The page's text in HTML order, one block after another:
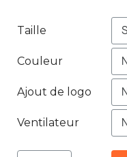
Taille
Couleur
Ajout de logo
Ventilateur